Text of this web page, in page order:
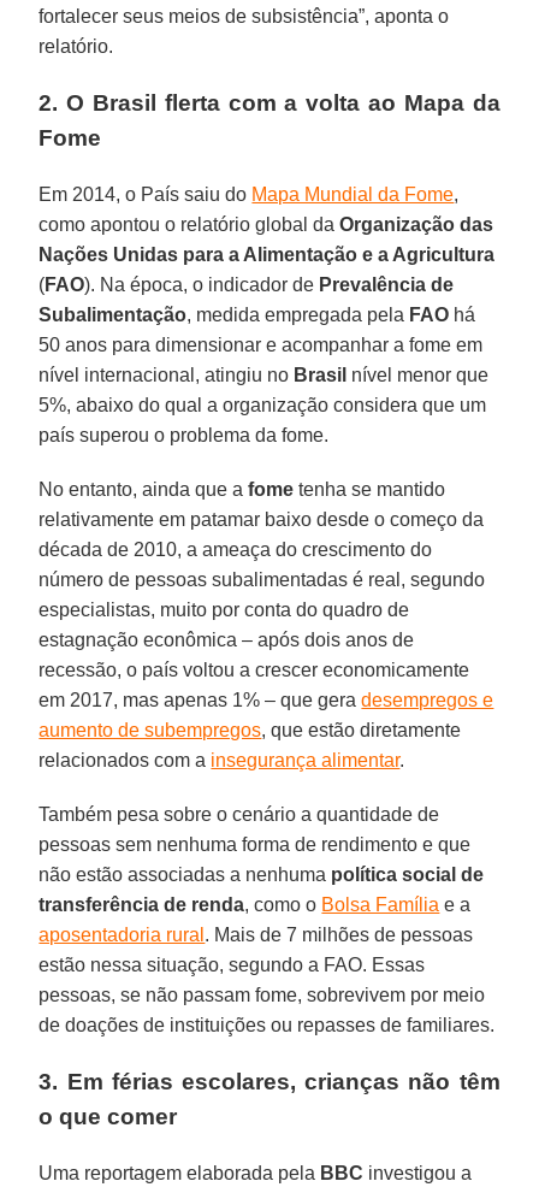
fortalecer seus meios de subsistência”, aponta o
relatório.
2. O Brasil flerta com a volta ao Mapa da
Fome
Em 2014, o País saiu do Mapa Mundial da Fome,
como apontou o relatório global da Organização das
Nações Unidas para a Alimentação e a Agricultura
(FAO). Na época, o indicador de Prevalência de
Subalimentação, medida empregada pela FAO há
50 anos para dimensionar e acompanhar a fome em
nível internacional, atingiu no Brasil nível menor que
5%, abaixo do qual a organização considera que um
país superou o problema da fome.
No entanto, ainda que afome tenha se mantido
relativamente em patamar baixo desde o começo da
década de 2010, a ameaça do crescimento do
número de pessoas subalimentadas é real, segundo
especialistas, muito por conta do quadro de
estagnação econômica – após dois anos de
recessão, o país voltou a crescer economicamente
em 2017, mas apenas 1% – que geradesempregos e
aumento de subempregos, que estão diretamente
relacionados com a insegurança alimentar.
Também pesa sobre o cenário a quantidade de
pessoas sem nenhuma forma de rendimento e que
não estão associadas a nenhuma política social de
transferência de renda, como o Bolsa Família e a
aposentadoria rural . Mais de 7 milhões de pessoas
estão nessa situação, segundo a FAO. Essas
pessoas, se não passam fome, sobrevivem por meio
de doações de instituições ou repasses de familiares.
3. Em férias escolares, crianças não têm
o que comer
Uma reportagem elaborada pela BBC investigou a